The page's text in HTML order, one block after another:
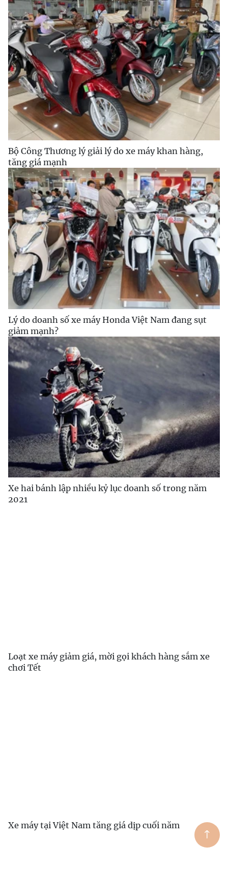
Bộ Công Thương lý giải lý do xe máy khan hàng,
tăng giá mạnh
Lý do doanh số xe máy Honda Việt Nam đang sụt
giảm mạnh?
Xe hai bánh lập nhiều kỷ lục doanh số trong năm
2021
Loạt xe máy giảm giá, mời gọi khách hàng sắm xe
chơi Tết
Xe máy tại Việt Nam tăng giá dịp cuối năm